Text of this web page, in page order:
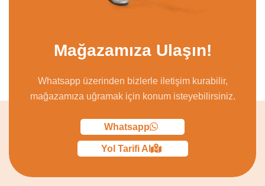
Mağazamıza Ulaşın!
Whatsapp üzerinden bizlerle iletişim kurabilir,
mağazamıza uğramak için konum isteyebilirsiniz.
Whatsapp
Yol Tarifi Al